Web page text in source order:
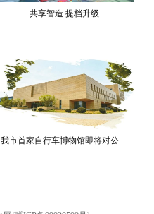
共享智造 提档升级
我市首家自行车博物馆即将对公 ...